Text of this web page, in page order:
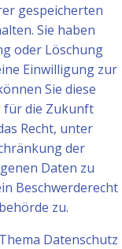
gespeicherten
Sie haben
oder Löschung
Einwilligung zur
Sie diese
für die Zukunft
Recht, unter
der
Daten zu
Beschwerderecht
zu.
Datenschutz